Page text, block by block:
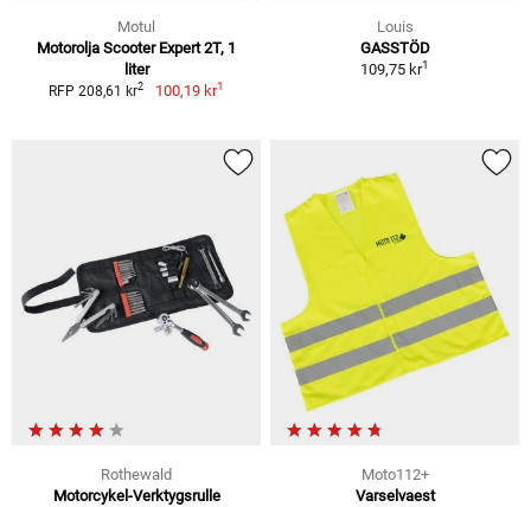
Motul
Motorolja Scooter Expert 2T, 1
liter
RFP 208,61 kr2 100,19 kr1
Louis
GASSTÖD
109,75 kr1
Rothewald
Motorcykel-Verktygsrulle
Moto112+
Varselvaest